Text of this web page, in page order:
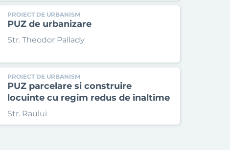
PROIECT DE URBANISM
PUZ de urbanizare
Str. Theodor Pallady
PROIECT DE URBANISM
PUZ parcelare si construire
locuinte cu regim redus de inaltime
Str. Raului